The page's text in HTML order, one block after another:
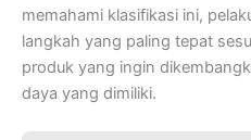
memahami klasifikasi ini,
langkah yang paling tepat
produk yang ingin
daya yang dimiliki.